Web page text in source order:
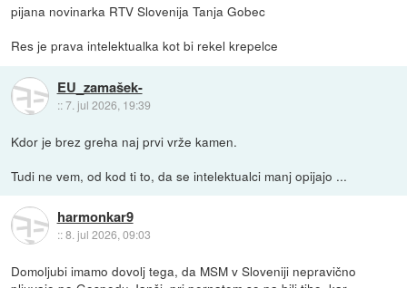
pijana novinarka RTV Slovenija Tanja Gobec
Res je prava intelektualka kot bi rekel krepelce
EU_zamašek-
::7. jul 2026, 19:39
Kdor je brez greha naj prvi vrže kamen.
Tudi ne vem, od kod ti to, da se intelektualci manj opijajo ...
harmonkar9
::8. jul 2026, 09:03
Domoljubi imamo dovolj tega, da MSM v Sloveniji nepravično